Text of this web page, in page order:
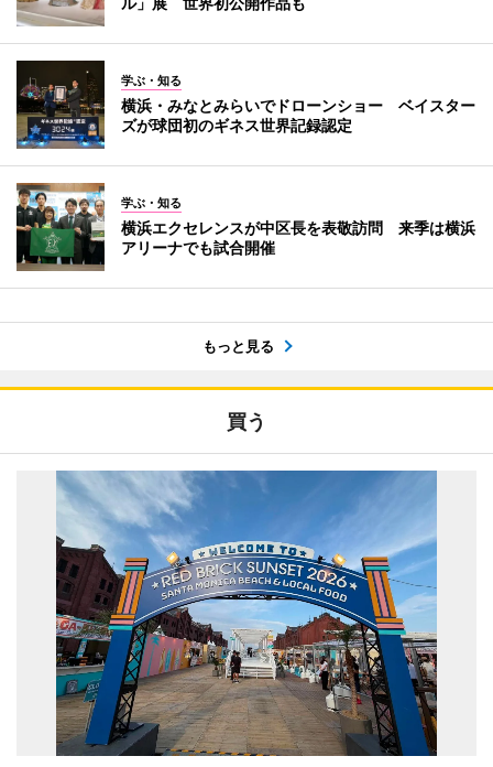
学ぶ・知る
横浜・みなとみらいでドローンショー ベイスター
ズが球団初のギネス世界記録認定
学ぶ・知る
横浜エクセレンスが中区長を表敬訪問 来季は横浜
アリーナでも試合開催
もっと見る
買う